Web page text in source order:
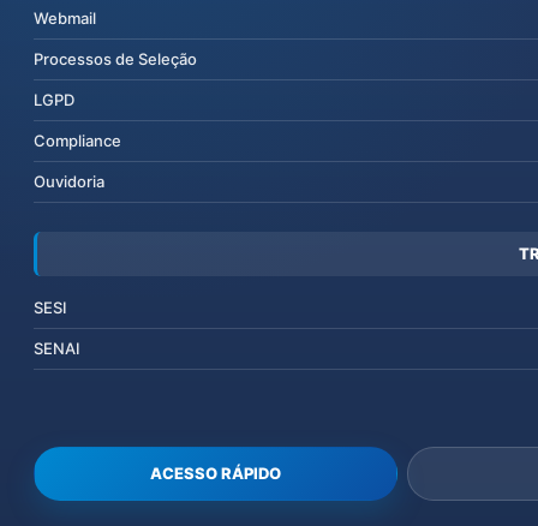
Webmail
Processos de Seleção
LGPD
Compliance
Ouvidoria
SESI
SENAI
ACESSO RÁPIDO